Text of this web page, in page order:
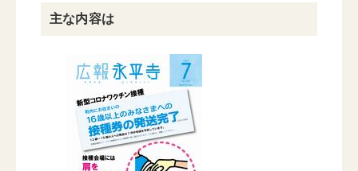
主な内容は